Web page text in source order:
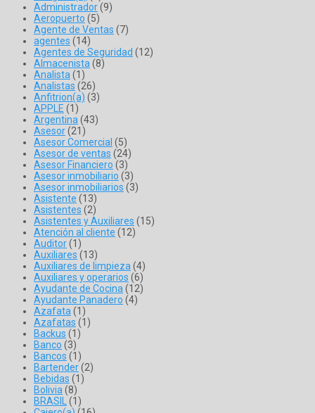
Administrador(9)
Aeropuerto (5)
Agente de Ventas (7)
agentes (14)
Agentes de Seguridad (12)
Almacenista(8)
Analista(1)
Analistas (26)
Anfitrion(a) (3)
APPLE (1)
Argentina(43)
Asesor(21)
Asesor Comercial (5)
Asesor de ventas (24)
Asesor Financiero (3)
Asesor inmobiliario (3)
Asesor inmobiliarios (3)
Asistente (13)
Asistentes (2)
Asistentes y Auxiliares (15)
Atención al cliente (12)
Auditor(1)
Auxiliares (13)
Auxiliares de limpieza(4)
Auxiliares y operarios (6)
Ayudante de Cocina(12)
Ayudante Panadero (4)
Azafata(1)
Azafatas (1)
Backus (1)
Banco (3)
Bancos (1)
Bartender(2)
Bebidas (1)
Bolivia(8)
BRASIL(1)